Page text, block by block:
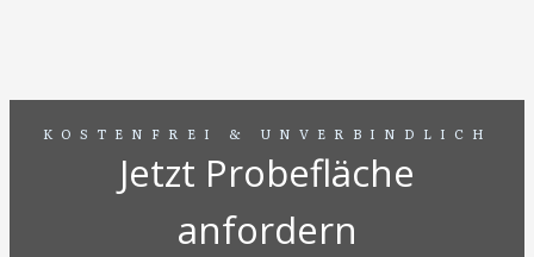
KOSTENFREI & UNVERBINDLICH
Jetzt Probefläche
anfordern